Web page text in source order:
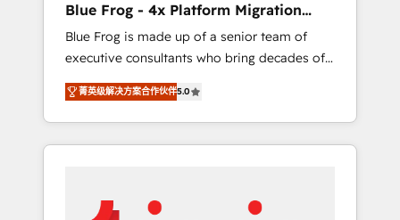
business services. We prepare a customized
business case that demonstrates the value
and impact of your digital transformation,
including a detailed financial rationale with a
focus on ROI and TCO. As a trusted extension
of your team, we believe in the power of
partnership. Together, we embark on a
your business. If not now, when?
Blue Frog - 4x Platform Migration
Award Winner
Blue Frog is made up of a senior team of
executive consultants who bring decades of
relevant, real world experience to our client
engagements. "Blue Frog is a top, trusted
partner in HubSpot's ecosystem for a reason.
Their team brings over a decade of
strategies for driving growth. They are
菁英级解决方案合作伙伴5.0